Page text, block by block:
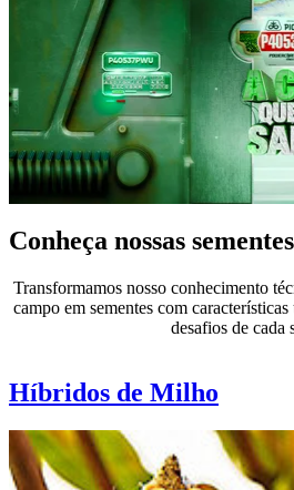
Conheça nossas sementes
Transformamos nosso conhecimento
campo em sementes com
desafios de cada
Híbridos de Milho